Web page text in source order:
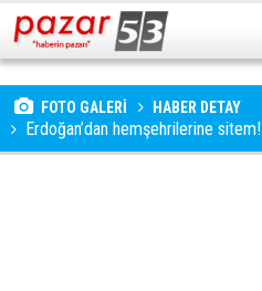
FOTO GALERİ HABER DETAY
Erdoğan’dan hemşehrilerine sitem!